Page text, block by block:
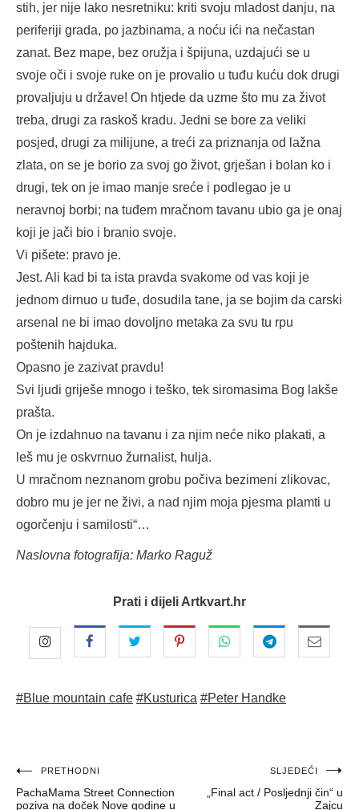
stih, jer nije lako nesretniku: kriti svoju mladost danju, na
periferiji grada, po jazbinama, a noću ići na nečastan
zanat. Bez mape, bez oružja i špijuna, uzdajući se u
svoje oči i svoje ruke on je provalio u tuđu kuću dok drugi
provaljuju u države! On htjede da uzme što mu za život
treba, drugi za raskoš kradu. Jedni se bore za veliki
posjed, drugi za milijune, a treći za priznanja od lažna
zlata, on se je borio za svoj go život, grješan i bolan ko i
drugi, tek on je imao manje sreće i podlegao je u
neravnoj borbi; na tuđem mračnom tavanu ubio ga je onaj
koji je jači bio i branio svoje.
Vi pišete: pravo je.
Jest. Ali kad bi ta ista pravda svakome od vas koji je
jednom dirnuo u tuđe, dosudila tane, ja se bojim da carski
arsenal ne bi imao dovoljno metaka za svu tu rpu
poštenih hajduka.
Opasno je zazivat pravdu!
Svi ljudi griješe mnogo i teško, tek siromasima Bog lakše
prašta.
On je izdahnuo na tavanu i za njim neće niko plakati, a
leš mu je oskvrnuo žurnalist, hulja.
U mračnom neznanom grobu počiva bezimeni zlikovac,
dobro mu je jer ne živi, a nad njim moja pjesma plamti u
ogorčenju i samilosti“…
Naslovna fotografija: Marko Raguž
Prati i dijeli Artkvart.hr
#Blue mountain cafe #Kusturica #Peter Handke
Navigacija
objava
PRETHODNI
PachaMama Street Connection
poziva na doček Nove godine u
SLJEDEĆI
„Final act / Posljednji čin“ u
Zajcu